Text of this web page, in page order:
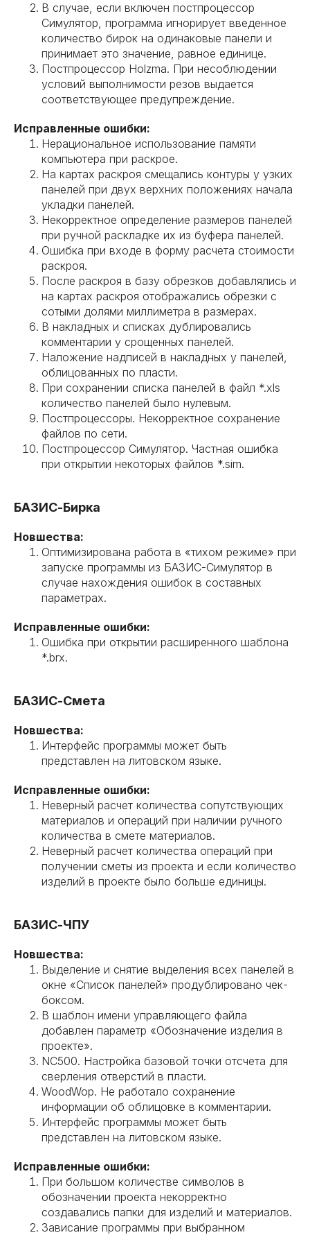
В случае, если включен постпроцессор
Симулятор, программа игнорирует введенное
количество бирок на одинаковые панели и
принимает это значение, равное единице.
Постпроцессор Holzma. При несоблюдении
условий выполнимости резов выдается
соответствующее предупреждение.
Исправленные ошибки:
Нерациональное использование памяти
компьютера при раскрое.
На картах раскроя смещались контуры у узких
панелей при двух верхних положениях начала
укладки панелей.
Некорректное определение размеров панелей
при ручной раскладке их из буфера панелей.
Ошибка при входе в форму расчета стоимости
раскроя.
После раскроя в базу обрезков добавлялись и
на картах раскроя отображались обрезки с
сотыми долями миллиметра в размерах.
В накладных и списках дублировались
комментарии у срощенных панелей.
Наложение надписей в накладных у панелей,
облицованных по пласти.
При сохранении списка панелей в файл *.xls
количество панелей было нулевым.
Постпроцессоры. Некорректное сохранение
файлов по сети.
Постпроцессор Симулятор. Частная ошибка
при открытии некоторых файлов *.sim.
БАЗИС-Бирка
Новшества:
Оптимизирована работа в «тихом режиме» при
запуске программы из БАЗИС-Симулятор в
случае нахождения ошибок в составных
параметрах.
Исправленные ошибки:
Ошибка при открытии расширенного шаблона
*.brx.
БАЗИС-Смета
Новшества:
Интерфейс программы может быть
представлен на литовском языке.
Исправленные ошибки:
Неверный расчет количества сопутствующих
материалов и операций при наличии ручного
количества в смете материалов.
Неверный расчет количества операций при
получении сметы из проекта и если количество
изделий в проекте было больше единицы.
БАЗИС-ЧПУ
Новшества:
Выделение и снятие выделения всех панелей в
окне «Список панелей» продублировано чек-
боксом.
В шаблон имени управляющего файла
добавлен параметр «Обозначение изделия в
проекте».
NC500. Настройка базовой точки отсчета для
сверления отверстий в пласти.
WoodWop. Не работало сохранение
информации об облицовке в комментарии.
Интерфейс программы может быть
представлен на литовском языке.
Исправленные ошибки:
При большом количестве символов в
обозначении проекта некорректно
создавались папки для изделий и материалов.
Зависание программы при выбранном